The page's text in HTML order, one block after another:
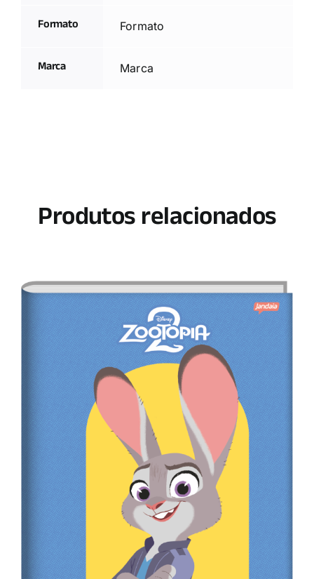
Formato Formato
Marca Marca
Produtos relacionados